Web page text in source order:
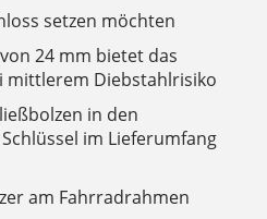
setzen möchten
24 mm bietet das
mittlerem Diebstahlrisiko
in den
im Lieferumfang
am Fahrradrahmen